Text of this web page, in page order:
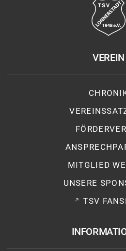
VEREIN
MITGLIED
UNSERE
TSV